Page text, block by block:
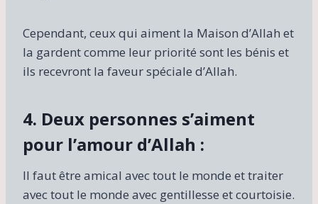
Cependant, ceux qui aiment la Maison d’Allah et
la gardent comme leur priorité sont les bénis et
ils recevront la faveur spéciale d’Allah.
4. Deux personnes s’aiment
pour l’amour d’Allah :
Il faut être amical avec tout le monde et traiter
avec tout le monde avec gentillesse et courtoisie.